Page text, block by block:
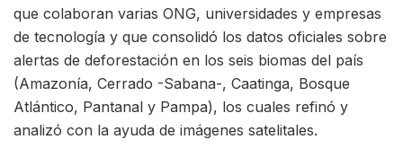
que colaboran varias ONG, universidades y empresas
de tecnología y que consolidó los datos oficiales sobre
alertas de deforestación en los seis biomas del país
(Amazonía, Cerrado -Sabana-, Caatinga, Bosque
Atlántico, Pantanal y Pampa), los cuales refinó y
analizó con la ayuda de imágenes satelitales.